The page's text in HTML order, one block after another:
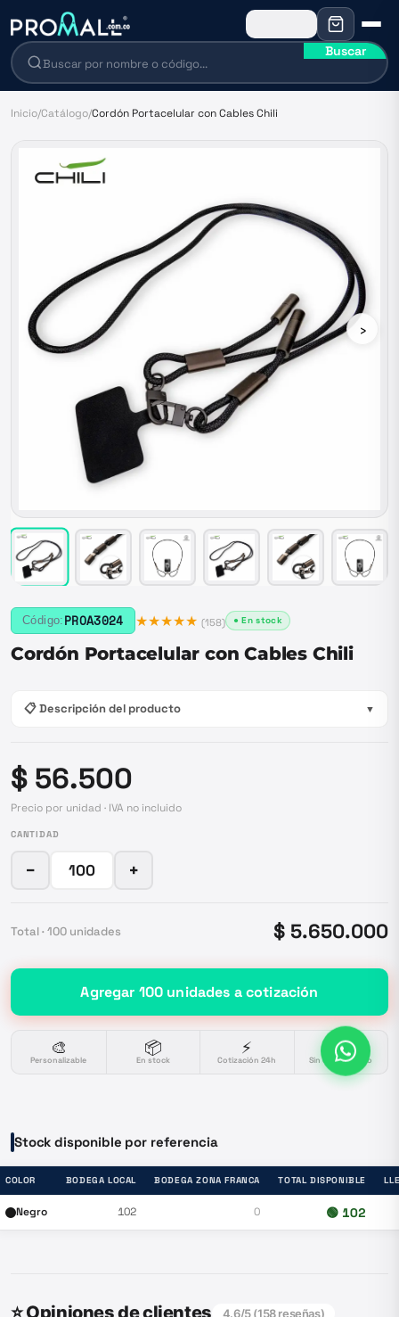
Buscar
Inicio/Catálogo/Cordón Portacelular con Cables Chili
›
Código: PROA3024 ★★★★★ (158) ● En stock
Cordón Portacelular con Cables Chili
📋 Descripción del producto ▼
$ 56.500
Precio por unidad · IVA no incluido
CANTIDAD
− +
Total · 100 unidades $ 5.650.000
Agregar 100 unidades a cotización
🎨
Personalizable
📦
En stock
⚡
Cotización 24h
🔒
Sin compromiso
Stock disponible por referencia
COLOR BODEGA LOCAL BODEGA ZONA FRANCA TOTAL DISPONIBLE
Negro 102 0 🟢 102
⭐ Opiniones de clientes 4.6/5 (158reseñas)